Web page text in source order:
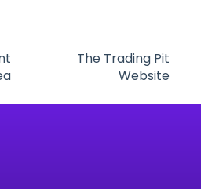
de Mostrar submenú de
The Trading Pit
Website